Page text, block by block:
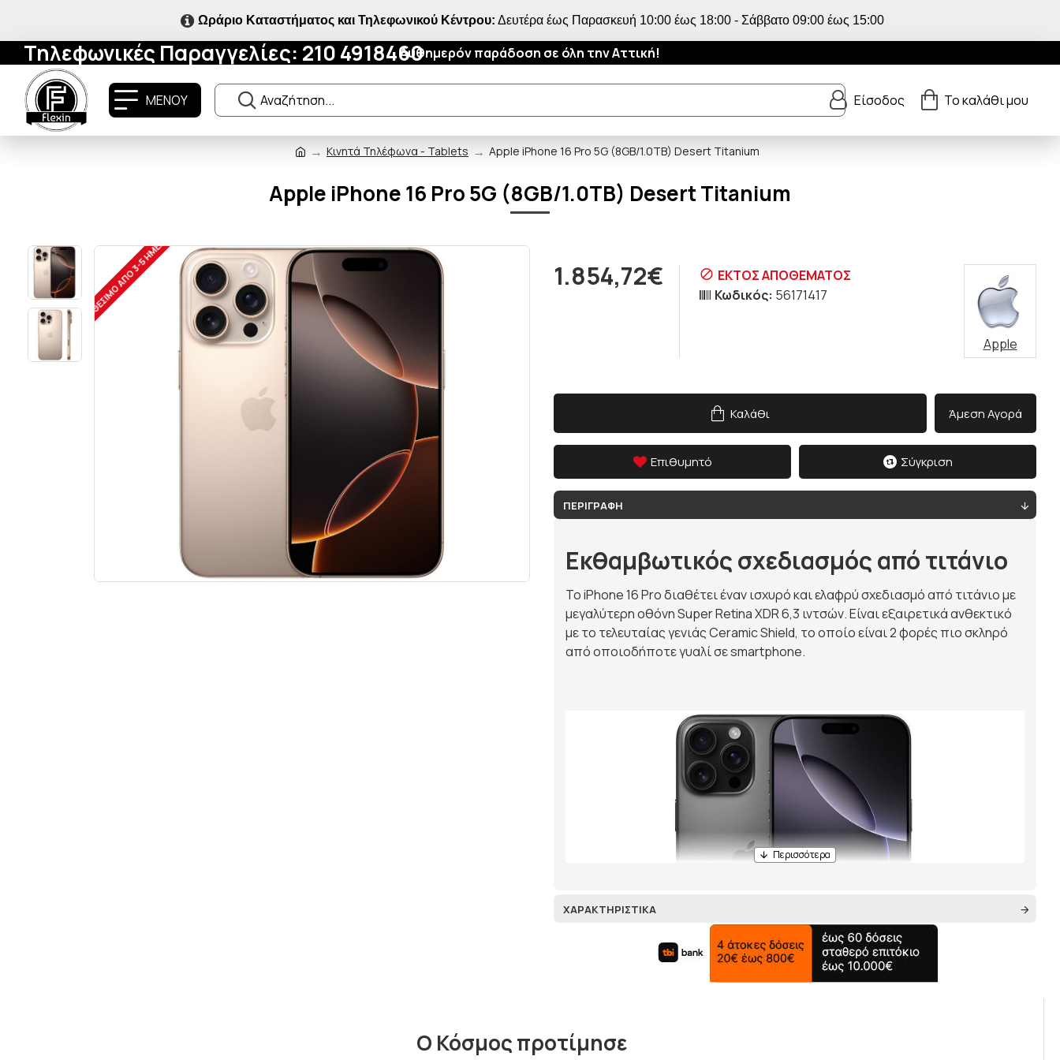
Κάνε την πρώτη σου παραγγελία και κέρδισε
5% επιπλέον έκπτωση στο καλάθι σου με τον
Κάνε τώρα την αγορά σου!
Ωράριο Καταστήματος και Τηλεφωνικού Κέντρου: Δευτέρα έως Παρασκευή 10:00 έως 18:00 - Σάββατο 09:00 έως 15:00
Τηλεφωνικές Παραγγελίες: 210 4918460Αυθημερόν παράδοση σε όλη την Αττική!
ΜΕΝΟΥ Είσοδος Το καλάθι μου
Κινητά Τηλέφωνα - Tablets Apple iPhone 16 Pro 5G (8GB/1.0TB) Desert Titanium
Apple iPhone 16 Pro 5G (8GB/1.0TB) Desert Titanium
ΔΙΑΘΈΣΙΜO ΑΠΌ 3-5 ΗΜΈΡΕΣ 1.854,72€
ΕΚΤΟΣ ΑΠΟΘΕΜΑΤΟΣ
Κωδικός: 56171417
Apple
Καλάθι Άμεση Αγορά
Επιθυμητό Σύγκριση
ΠΕΡΙΓΡΑΦΉ
Εκθαμβωτικός σχεδιασμός από τιτάνιο
Το iPhone 16 Pro διαθέτει έναν ισχυρό και ελαφρύ σχεδιασμό από τιτάνιο με
μεγαλύτερη οθόνη Super Retina XDR 6,3 ιντσών. Είναι εξαιρετικά ανθεκτικό
με το τελευταίας γενιάς Ceramic Shield, το οποίο είναι 2 φορές πιο σκληρό
από οποιοδήποτε γυαλί σε smartphone.
Απόλυτος έλεγχος κάμερας
ΧΑΡΑΚΤΗΡΙΣΤΙΚΆ
Ο Κόσμος προτίμησε